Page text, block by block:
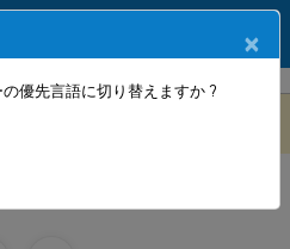
11.4
×
優先言語に切り替えますか ?